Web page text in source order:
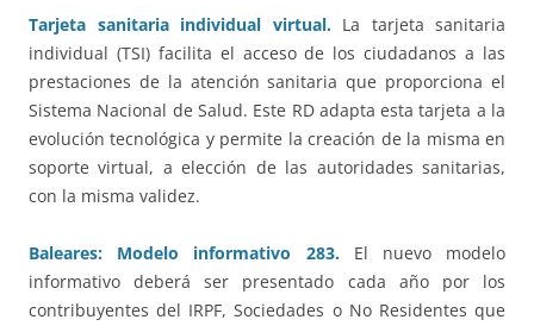
Tarjeta sanitaria individual virtual. La tarjeta sanitaria
individual (TSI) facilita el acceso de los ciudadanos a las
prestaciones de la atención sanitaria que proporciona el
Sistema Nacional de Salud. Este RD adapta esta tarjeta a la
evolución tecnológica y permite la creación de la misma en
soporte virtual, a elección de las autoridades sanitarias,
con la misma validez.
Baleares: Modelo informativo 283.
El nuevo modelo
informativo deberá ser presentado cada año por los
contribuyentes del IRPF, Sociedades o No Residentes que